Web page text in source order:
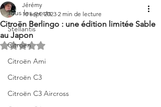
Tous les posts
Stellantis
Citroën
Citroën Ami
Citroën C3
Citroën C3 Aircross
Citroën Berlingo : une édition limitée Sable
au Japon
Jérémy
10 sept. 2023 2 min de lecture
Noté NaN étoiles sur 5.